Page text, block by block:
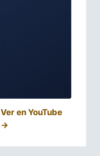
Ver en YouTube
→